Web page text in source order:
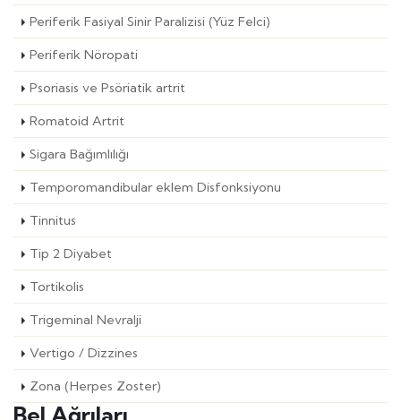
Periferik Fasiyal Sinir Paralizisi (Yüz Felci)
Periferik Nöropati
Psoriasis ve Psöriatik artrit
Romatoid Artrit
Sigara Bağımlılığı
Temporomandibular eklem Disfonksiyonu
Tinnitus
Tip 2 Diyabet
Tortikolis
Trigeminal Nevralji
Vertigo / Dizzines
Zona (Herpes Zoster)
Bel Ağrıları